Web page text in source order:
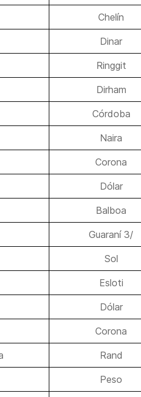
Chelín
Dinar
Ringgit
Dirham
Córdoba
Naira
Corona
Dólar
Balboa
Guaraní 3/
Sol
Esloti
Dólar
Corona
Rand
Peso